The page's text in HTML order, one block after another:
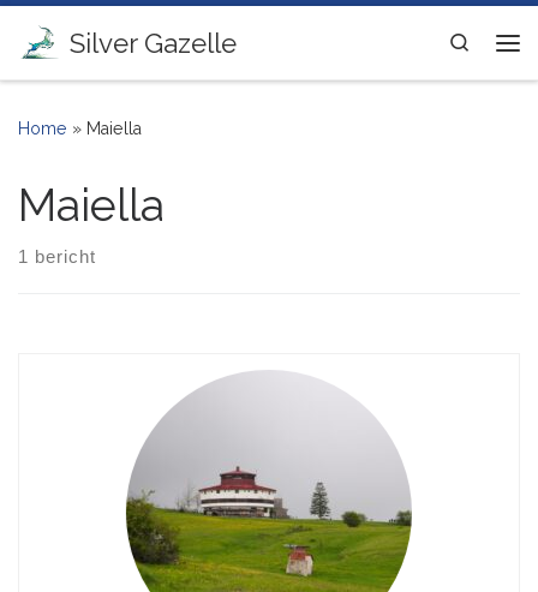
Ga naar inhoud
Silver Gazelle
Search
Home » Maiella
Maiella
1 bericht